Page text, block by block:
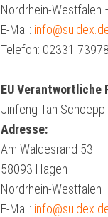
Nordrhein-Westfalen
E-Mail:
Telefon: 02331
EU Verantwortliche
Jinfeng Tan Schoepp
Adresse:
Am Waldesrand 53
58093 Hagen
Nordrhein-Westfalen
E-Mail: